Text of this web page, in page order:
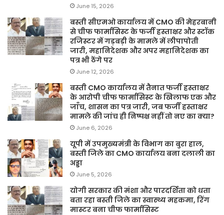
June 15, 2026
बस्ती सीएमओ कार्यालय में CMO की मेहरबानी
से चीफ फार्मासिस्ट के फर्जी हस्ताक्षर और स्टॉक
रजिस्टर में गड़बड़ी के मामले में लीपापोती
जारी, महानिदेशक और अपर महानिदेशक का
पत्र भी ठेंगे पर
June 12, 2026
बस्ती CMO कार्यालय में तैनात फर्जी हस्ताक्षर
के आरोपी चीफ फार्मासिस्ट के खिलाफ एक और
जाँच, शासन का पत्र जारी, जब फर्जी हस्ताक्षर
मामले की जांच ही निष्पक्ष नहीं तो नए का क्या?
June 6, 2026
यूपी में उपमुख्यमंत्री के विभाग का बुरा हाल,
बस्ती जिले का CMO कार्यालय बना दलाली का
अड्डा
June 5, 2026
योगी सरकार की मंशा और पारदर्शिता को धता
बता रहा बस्ती जिले का स्वास्थ्य महकमा, रिंग
मास्टर बना चीफ फार्मासिस्ट